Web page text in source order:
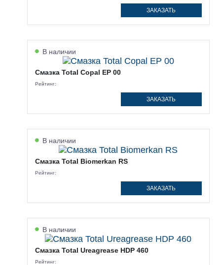
ЗАКАЗАТЬ
В наличии
Смазка Total Copal EP 00
Рейтинг:
ЗАКАЗАТЬ
В наличии
Смазка Total Biomerkan RS
Рейтинг:
ЗАКАЗАТЬ
В наличии
Смазка Total Ureagrease HDP 460
Рейтинг: